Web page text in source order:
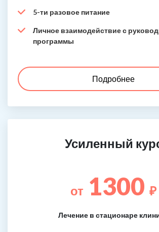
5-ти разовое питание
Личное взаимодействие с
программы
Подробнее
Усиленный
от 1300 ₽
Лечение в стационаре